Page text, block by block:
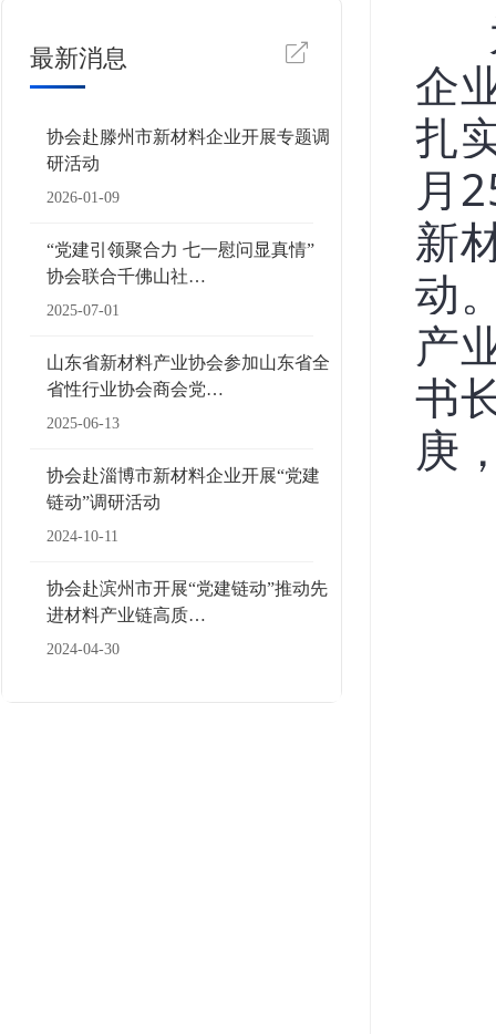
最新消息
协会赴滕州市新材料企业开展专题调
研活动
2026-01-09
“党建引领聚合力 七一慰问显真情”
协会联合千佛山社…
2025-07-01
山东省新材料产业协会参加山东省全
省性行业协会商会党…
2025-06-13
协会赴淄博市新材料企业开展“党建
链动”调研活动
2024-10-11
协会赴滨州市开展“党建链动”推动先
进材料产业链高质…
2024-04-30
企
扎
月
新
动
产
书
庚